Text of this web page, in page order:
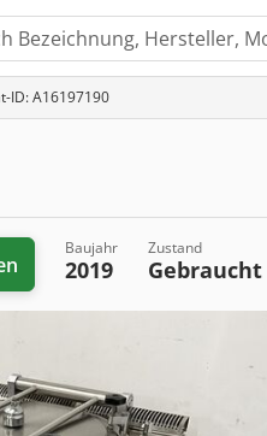
ID: A16197190
Baujahr
2019
Zustand
Gebraucht